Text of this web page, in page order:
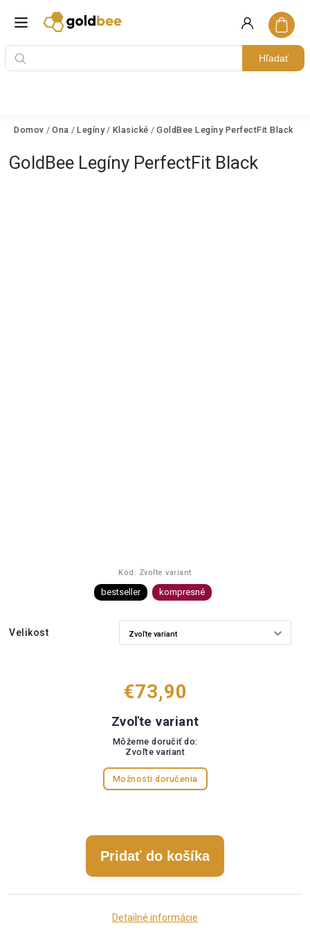
Hľadať
Domov / Ona / Legíny / Klasické / GoldBee Legíny PerfectFit Black
GoldBee Legíny PerfectFit Black
Kód: Zvoľte variant
bestseller kompresné
Velikost
€73,90
Zvoľte variant
Môžeme doručiť do:
Zvoľte variant
Možnosti doručenia
Pridať do košíka
Detailné informácie